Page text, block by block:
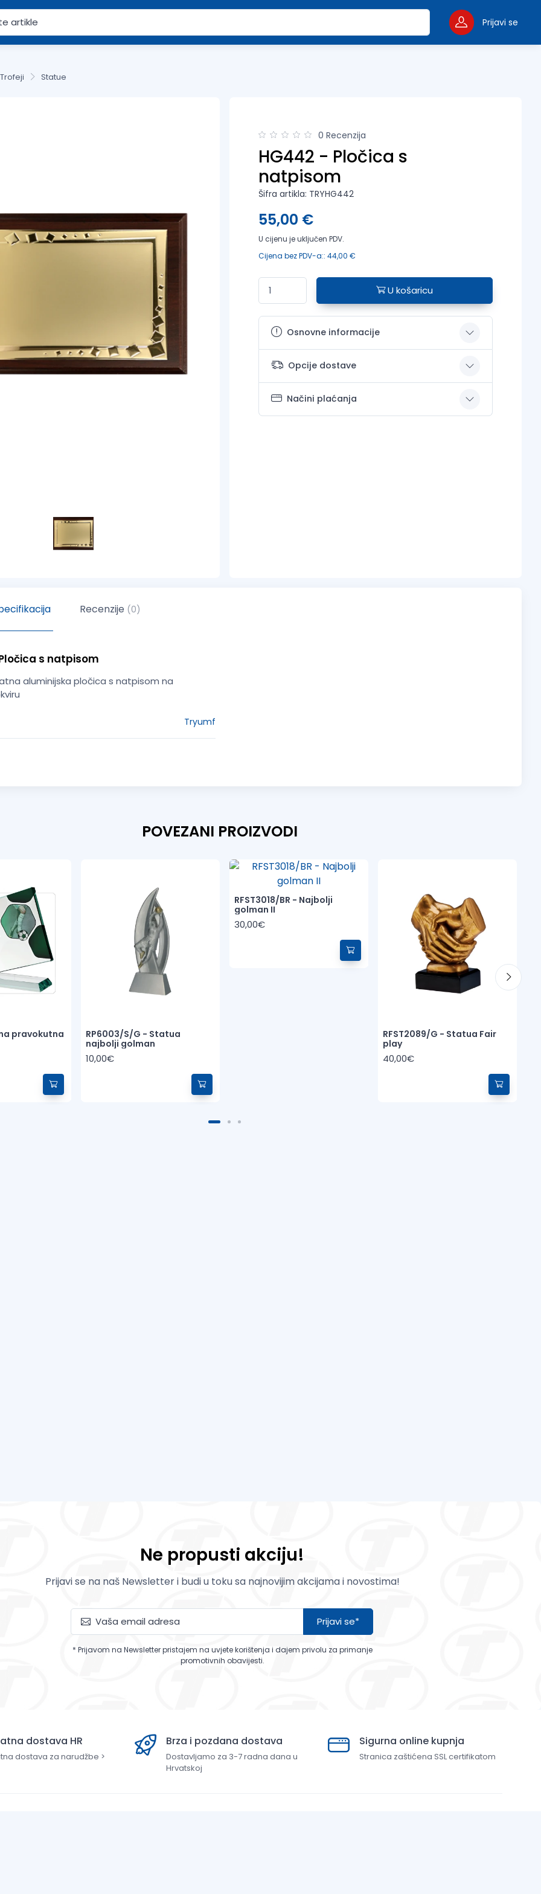
Prijavi se
Trofeji Statue
0 Recenzija
HG442 - Pločica s
natpisom
Šifra artikla: TRYHG442
55,00 €
U cijenu je uključen PDV.
Cijena bez PDV-a:: 44,00 €
U košaricu
Osnovne informacije
Opcije dostave
Načini plaćanja
Recenzije (0)
s natpisom
aluminijska pločica s natpisom na
Tryumf
POVEZANI PROIZVODI
pravokutna
RP6003/S/G - Statua
najbolji golman
10,00€
RFST3018/BR - Najbolji
golman II
30,00€
RFST2089/G - Statua Fair
play
40,00€
Ne propusti akciju!
Prijavi se na naš Newsletter i budi u toku sa najnovijim akcijama i novostima!
Prijavi se*
* Prijavom na Newsletter pristajem na uvjete korištenja i dajem privolu za primanje
promotivnih obavijesti.
dostava HR
dostava za narudžbe >
Brza i pozdana dostava
Dostavljamo za 3-7 radna dana u
Hrvatskoj
Sigurna online kupnja
Stranica zaštićena SSL certifikatom